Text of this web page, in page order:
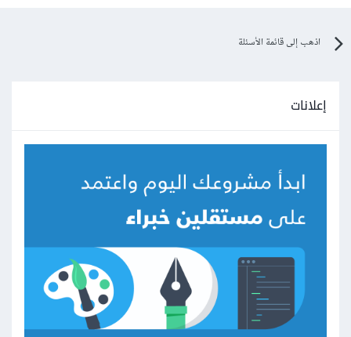
اذهب إلى قائمة الأسئلة
إعلانات